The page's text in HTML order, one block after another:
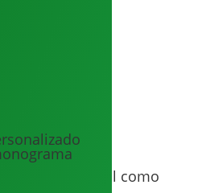
es tan facil como